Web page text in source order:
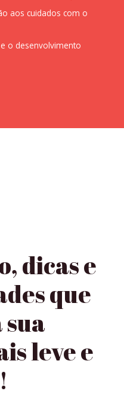
aos cuidados com o
o desenvolvimento
dicas e
que
leve e